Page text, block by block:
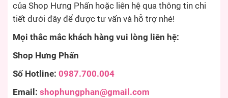
của Shop Hưng Phấn hoặc liên hệ qua thông tin chi
tiết dưới đây để được tư vấn và hỗ trợ nhé!
Mọi thắc mắc khách hàng vui lòng liên hệ:
Shop Hưng Phấn
Số Hotline: 0987.700.004
Email: shophungphan@gmail.com